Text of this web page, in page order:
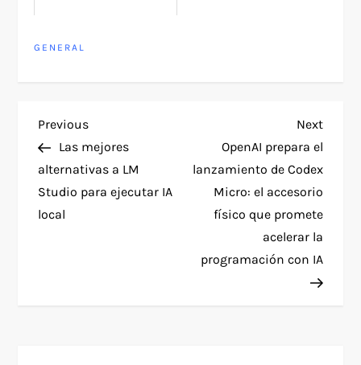
GENERAL
P
o
s
Previous
Post
Previous
Las mejores
alternativas a LM
Studio para ejecutar IA
local
Next
Post
Next
OpenAI prepara el
lanzamiento de Codex
Micro: el accesorio
físico que promete
acelerar la
programación con IA